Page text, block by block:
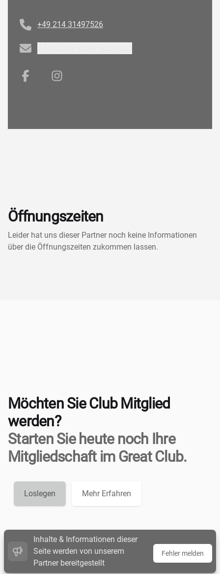
+49 214 31497526
Email
FacebookInstagram
Öffnungszeiten
Leider hat uns dieser Partner noch keine Informationen
über die Öffnungszeiten zukommen lassen.
Möchten Sie Club Mitglied
werden?
Starten Sie heute noch Ihre
Mitgliedschaft im Great Club.
Loslegen Mehr Erfahren
Inhalte & Informationen dieser
Seite werden von unserem
Partner bereitgestellt
Fehler melden